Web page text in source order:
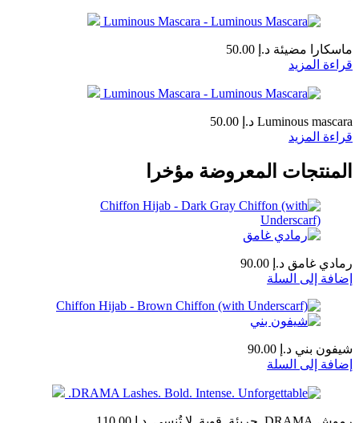
ماسكارا مضيئة د.إ
قراءة المزيد
Luminous mascara د.إ
قراءة المزيد
المنتجات المعروضة مؤخرا
رمادي غامق د.إ
إضافة إلى السلة
شيفون بني د.إ
إضافة إلى السلة